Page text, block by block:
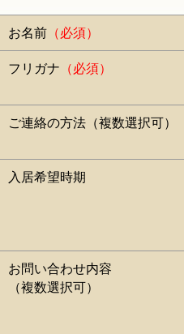
お名前 （必須）
フリガナ （必須）
ご連絡の方法（複数選択可）
入居希望時期
お問い合わせ内容
（複数選択可）